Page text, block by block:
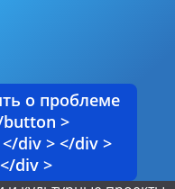
о проблеме
>
div > </div >
</div >